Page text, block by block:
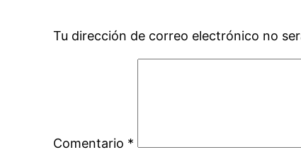
Tu dirección de correo electrónico no
Comentario *